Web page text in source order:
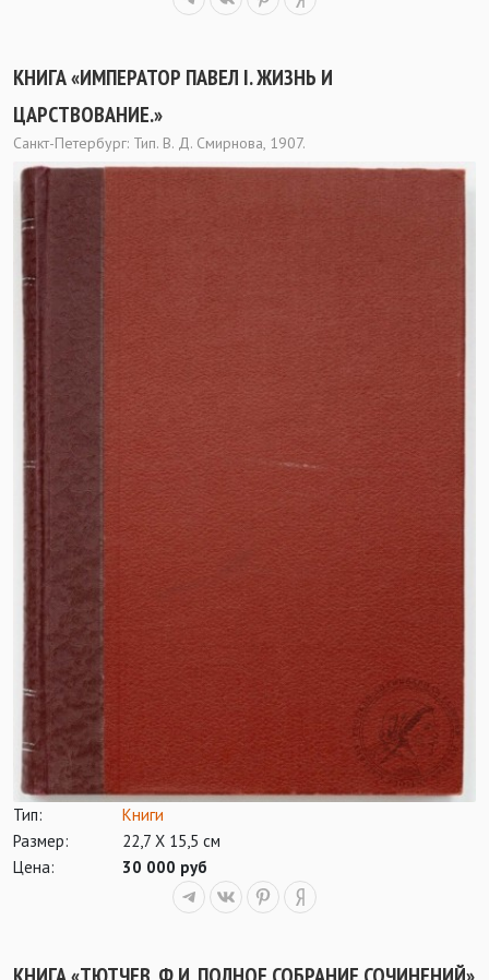
КНИГА «ИМПЕРАТОР ПАВЕЛ I. ЖИЗНЬ И
ЦАРСТВОВАНИЕ.»
Санкт-Петербург: Тип. В. Д. Смирнова, 1907.
Тип:
Книги
Размер:
22,7 Х 15,5 см
Цена:
30 000 руб